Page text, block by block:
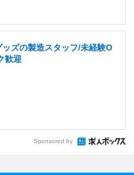
ッズの製造スタッフ/未経験O
歓迎
Sponsored by